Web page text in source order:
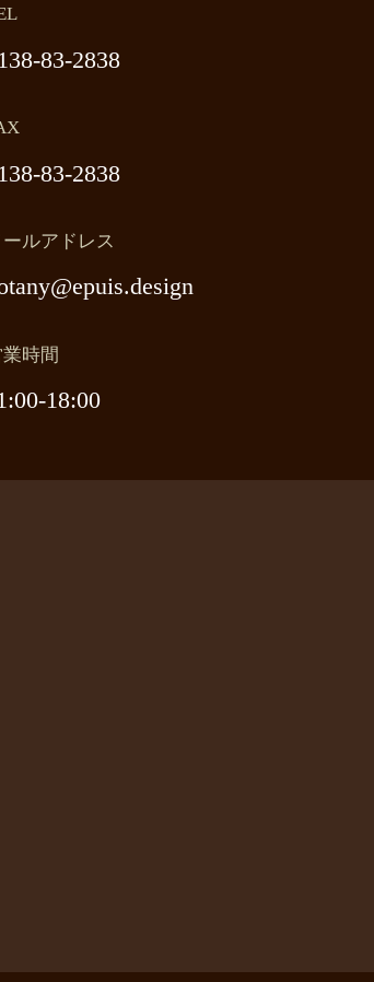
83-2838
83-2838
ールアドレス
時間
18:00